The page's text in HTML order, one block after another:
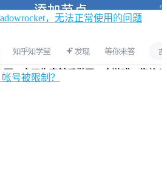
，无法正常使用的问题
号被限制？